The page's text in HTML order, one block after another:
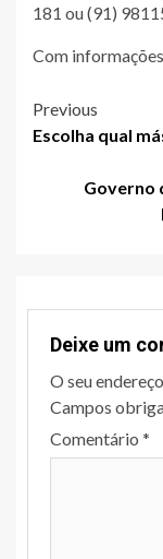
181 ou (91)
Com
Post
Previous
Escolha qual
Governo
Deixe um
O seu
Campos
Comentário *